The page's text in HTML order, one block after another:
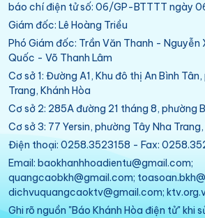
báo chí điện tử số: 06/GP-BTTTT ngày
Giám đốc: Lê Hoàng Triều
Phó Giám đốc: Trần Văn Thanh - Nguyễn
Quốc - Võ Thanh Lâm
Cơ sở 1: Đường A1, Khu đô thị An Bình
Trang, Khánh Hòa
Cơ sở 2: 285A đường 21 tháng 8, phường
Cơ sở 3: 77 Yersin, phường Tây Nha
Điện thoại: 0258.3523158 - Fax:
Email: baokhanhhoadientu@gmail.com;
quangcaobkh@gmail.com;
dichvuquangcaoktv@gmail.com;
Ghi rõ nguồn "Báo Khánh Hòa điện tử" khi